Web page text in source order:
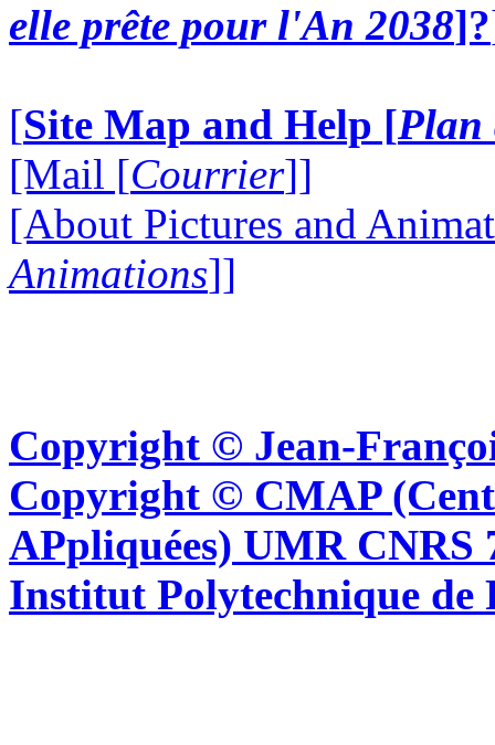
elle prête pour l'An 2038]?
[Site Map and Help [Plan
[Mail [Courrier]]
[About Pictures and
Animations]]
Copyright © Jean-
Copyright © CMAP
APpliquées) UMR CNRS
Institut Polytechnique de